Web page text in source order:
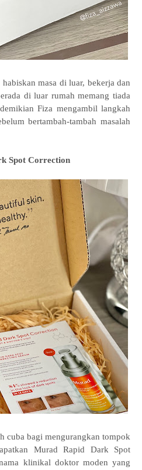
masa di luar, bekerja dan
di luar rumah memang tiada
Fiza mengambil langkah
bertambah-tambah masalah
Spot Correction
cuba bagi mengurangkan tompok
Murad Rapid Dark Spot
klinikal doktor moden yang